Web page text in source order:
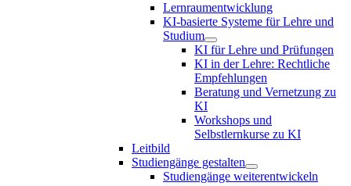
Lernraumentwicklung
KI-basierte Systeme für Lehre und
Studium
KI für Lehre und Prüfungen
KI in der Lehre: Rechtliche
Empfehlungen
Beratung und Vernetzung zu
KI
Workshops und
Selbstlernkurse zu KI
Leitbild
Studiengänge gestalten
Studiengänge weiterentwickeln